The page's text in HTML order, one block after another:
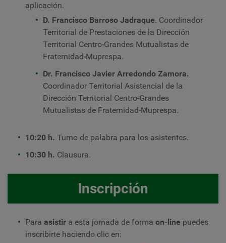
aplicación.
D. Francisco Barroso Jadraque. Coordinador
Territorial de Prestaciones de la Dirección
Territorial Centro-Grandes Mutualistas de
Fraternidad-Muprespa.
Dr. Francisco Javier Arredondo Zamora.
Coordinador Territorial Asistencial de la
Dirección Territorial Centro-Grandes
Mutualistas de Fraternidad-Muprespa.
10:20 h. Turno de palabra para los asistentes.
10:30 h. Clausura.
Inscripción
Para asistir a esta jornada de forma on-line puedes
inscribirte haciendo clic en: